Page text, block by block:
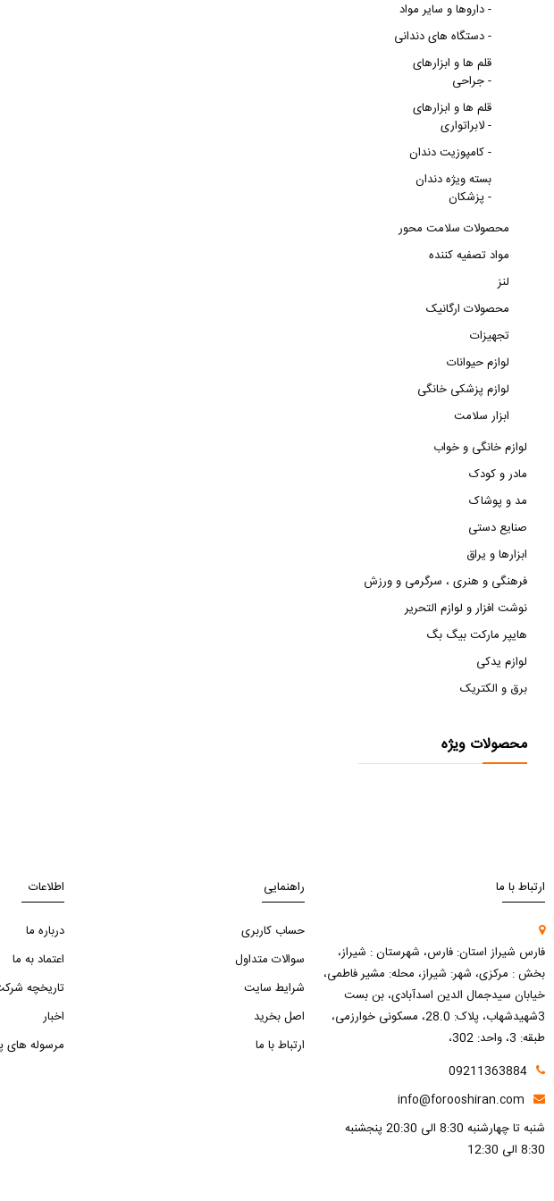
داروها و سایر مواد -
دستگاه های دندانی -
قلم ها و ابزارهای
جراحی -
قلم ها و ابزارهای
لابراتواری -
کامپوزیت دندان -
بسته ویژه دندان
پزشکان -
محصولات سلامت محور
مواد تصفیه کننده
لنز
محصولات ارگانیک
تجهیزات
لوازم حیوانات
لوازم پزشکی خانگی
ابزار سلامت
لوازم خانگی و خواب
مادر و کودک
مد و پوشاک
صنایع دستی
ابزارها و یراق
فرهنگی و هنری ، سرگرمی و ورزش
نوشت افزار و لوازم التحریر
هایپر مارکت بیگ بگ
لوازم یدکی
برق و الکتریک
محصولات ویژه
ارتباط با ما
فارس شیراز استان: فارس، شهرستان : شیراز،
بخش : مرکزی، شهر: شیراز، محله: مشیر فاطمی،
خیابان سیدجمال الدین اسدآبادی، بن بست
3شهیدشهاب، پلاک: 28.0، مسکونی خوارزمی،
طبقه: 3، واحد: 302،
09211363884
info@forooshiran.com
شنبه تا چهارشنبه 8:30 الی 20:30 پنجشنبه
8:30 الی 12:30
راهنمایی
حساب کاربری
سوالات متداول
شرایط سایت
اصل بخرید
ارتباط با ما
اطلاعات
درباره ما
اعتماد به ما
تاریخچه
اخبار
مرسوله های